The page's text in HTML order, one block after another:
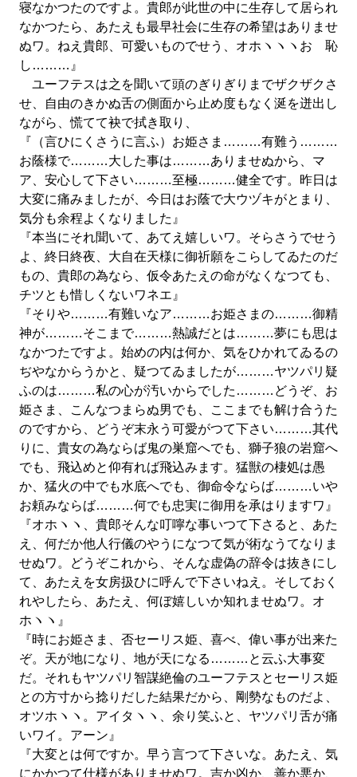
寝なかつたのですよ。貴郎が此世の中に生存して居られ
なかつたら、あたえも最早社会に生存の希望はありませ
ぬワ。ねえ貴郎、可愛いものでせう、オホヽヽヽおゝ恥
し………』
ユーフテスは之を聞いて頭のぎりぎりまでザクザクさ
せ、自由のきかぬ舌の側面から止め度もなく涎を迸出し
ながら、慌てて袂で拭き取り、
『（言ひにくさうに言ふ）お姫さま………有難う………
お蔭様で………大した事は………ありませぬから、マ
ア、安心して下さい………至極………健全です。昨日は
大変に痛みましたが、今日はお蔭で大ウヅキがとまり、
気分も余程よくなりました』
『本当にそれ聞いて、あてえ嬉しいワ。そらさうでせう
よ、終日終夜、大自在天様に御祈願をこらしてゐたのだ
もの、貴郎の為なら、仮令あたえの命がなくなつても、
チツとも惜しくないワネエ』
『そりや………有難いなア………お姫さまの………御精
神が………そこまで………熱誠だとは………夢にも思は
なかつたですよ。始めの内は何か、気をひかれてゐるの
ぢやなからうかと、疑つてゐましたが………ヤツパリ疑
ふのは………私の心が汚いからでした………どうぞ、お
姫さま、こんなつまらぬ男でも、ここまでも解け合うた
のですから、どうぞ末永う可愛がつて下さい………其代
りに、貴女の為ならば鬼の巣窟へでも、獅子狼の岩窟へ
でも、飛込めと仰有れば飛込みます。猛獣の棲処は愚
か、猛火の中でも水底へでも、御命令ならば………いや
お頼みならば………何でも忠実に御用を承はりますワ』
『オホヽヽ、貴郎そんな叮嚀な事いつて下さると、あた
え、何だか他人行儀のやうになつて気が術なうてなりま
せぬワ。どうぞこれから、そんな虚偽の辞令は抜きにし
て、あたえを女房扱ひに呼んで下さいねえ。そしておく
れやしたら、あたえ、何ぼ嬉しいか知れませぬワ。オ
ホヽヽ』
『時にお姫さま、否セーリス姫、喜べ、偉い事が出来た
ぞ。天が地になり、地が天になる………と云ふ大事変
だ。それもヤツパリ智謀絶倫のユーフテスとセーリス姫
との方寸から捻りだした結果だから、剛勢なものだよ、
オツホヽヽ。アイタヽヽ、余り笑ふと、ヤツパリ舌が痛
いワイ。アーン』
『大変とは何ですか。早う言つて下さいな。あたえ、気
にかかつて仕様がありませぬワ。吉か凶か、善か悪か、